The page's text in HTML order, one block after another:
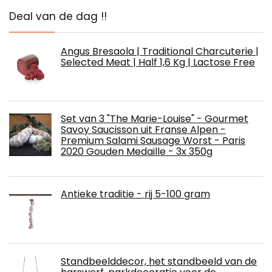
Deal van de dag !!
Angus Bresaola | Traditional Charcuterie |
Selected Meat | Half 1,6 Kg | Lactose Free
Set van 3 "The Marie-Louise" - Gourmet
Savoy Saucisson uit Franse Alpen -
Premium Salami Sausage Worst - Paris
2020 Gouden Medaille - 3x 350g
Antieke traditie - rij 5-100 gram
Standbeelddecor, het standbeeld van de